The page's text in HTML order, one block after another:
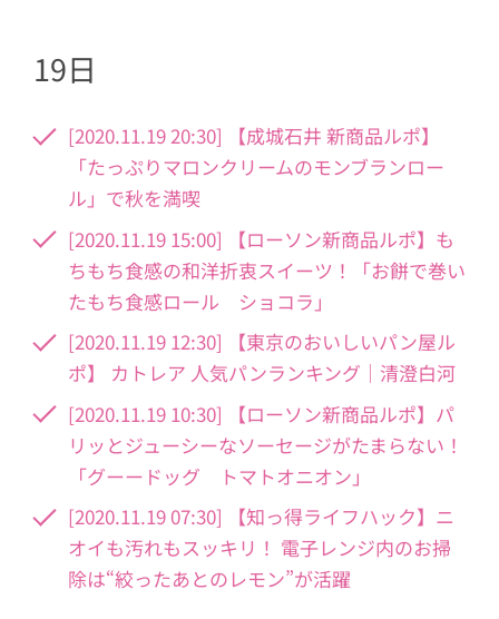
19日
[2020.11.19 20:30] 【成城石井 新商品ルポ】
「たっぷりマロンクリームのモンブランロー
ル」で秋を満喫
[2020.11.19 15:00] 【ローソン新商品ルポ】も
ちもち食感の和洋折衷スイーツ！「お餅で巻い
たもち食感ロール ショコラ」
[2020.11.19 12:30] 【東京のおいしいパン屋ル
ポ】 カトレア 人気パンランキング｜清澄白河
[2020.11.19 10:30] 【ローソン新商品ルポ】パ
リッとジューシーなソーセージがたまらない！
「グーードッグ トマトオニオン」
[2020.11.19 07:30] 【知っ得ライフハック】ニ
オイも汚れもスッキリ！ 電子レンジ内のお掃
除は“絞ったあとのレモン”が活躍